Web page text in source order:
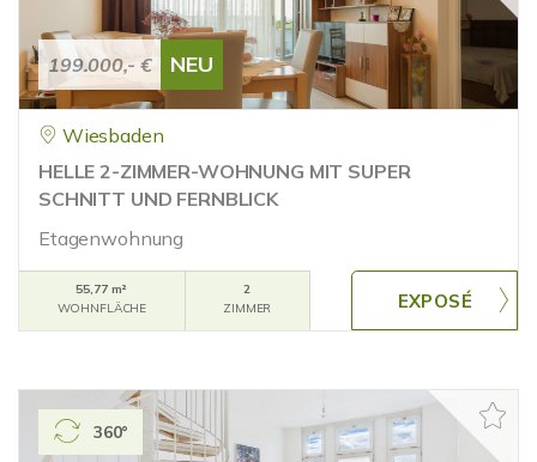
199.000,- € NEU
Wiesbaden
HELLE 2-ZIMMER-WOHNUNG MIT SUPER
SCHNITT UND FERNBLICK
Etagenwohnung
55,77 m²
WOHNFLÄCHE
2
ZIMMER
360°